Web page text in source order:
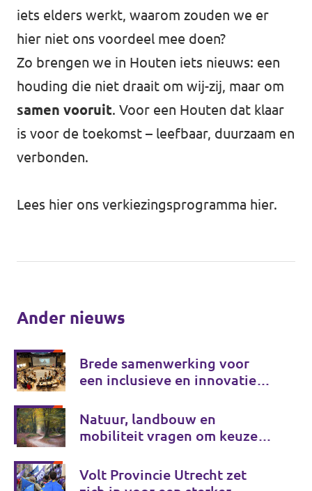
iets elders werkt, waarom zouden we er
hier niet ons voordeel mee doen?
Zo brengen we in Houten iets nieuws: een
houding die niet draait om wij-zij, maar om
samen vooruit. Voor een Houten dat klaar
is voor de toekomst – leefbaar, duurzaam en
verbonden.
Lees hier ons verkiezingsprogramma hier.
Ander nieuws
Brede samenwerking voor
een inclusieve en innovatieve
Natuur, landbouw en
mobiliteit vragen om keuzes
Volt Provincie Utrecht zet